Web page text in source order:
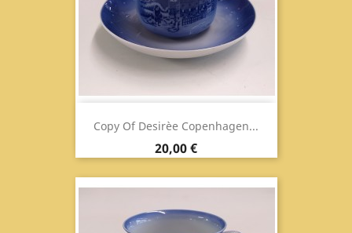
Copy Of Desirèe Copenhagen...
Prix
20,00 €